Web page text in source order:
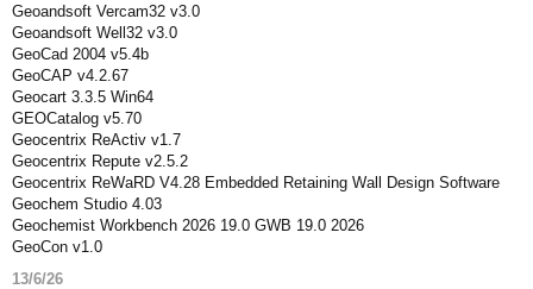
Geoandsoft Vercam32 v3.0
Geoandsoft Well32 v3.0
GeoCad 2004 v5.4b
GeoCAP v4.2.67
Geocart 3.3.5 Win64
GEOCatalog v5.70
Geocentrix ReActiv v1.7
Geocentrix Repute v2.5.2
Geocentrix ReWaRD V4.28 Embedded Retaining Wall Design Software
Geochem Studio 4.03
Geochemist Workbench 2026 19.0 GWB 19.0 2026
GeoCon v1.0
13/6/26